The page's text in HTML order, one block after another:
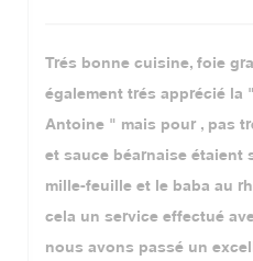
Trés bonne cuisine, foie
également trés apprécié la
Antoine " mais pour , pas
et sauce béarnaise étaient
mille-feuille et le baba au
cela un service effectué
nous avons passé un